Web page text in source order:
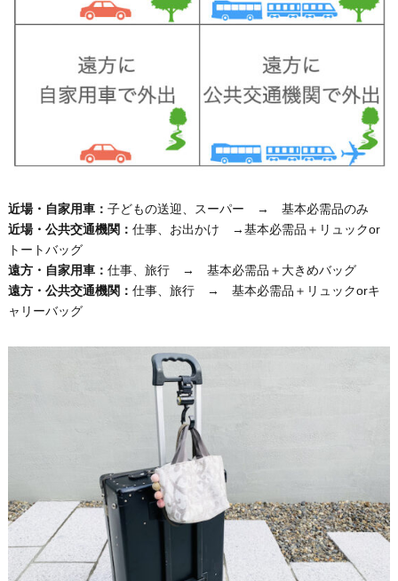
近場・自家用車： 子どもの送迎、スーパー → 基本必需品のみ
近場・公共交通機関： 仕事、お出かけ →基本必需品＋リュックor
トートバッグ
遠方・自家用車： 仕事、旅行 → 基本必需品＋大きめバッグ
遠方・公共交通機関： 仕事、旅行 → 基本必需品＋リュックorキ
ャリーバッグ